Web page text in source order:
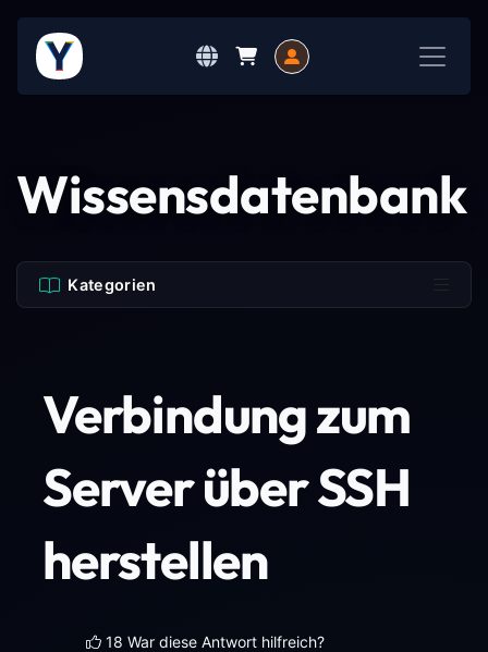
Wissensdatenbank
Kategorien
Verbindung zum
Server über SSH
herstellen
18 War diese Antwort hilfreich?